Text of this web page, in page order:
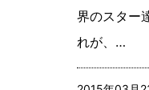
界のスター
れが、…